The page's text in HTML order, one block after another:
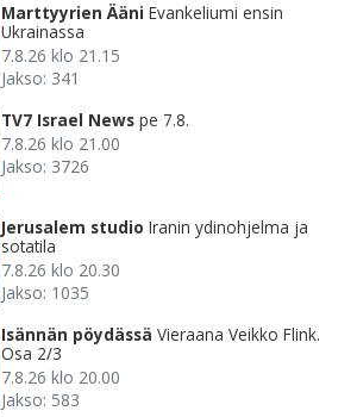
Marttyyrien Ääni Evankeliumi ensin
Ukrainassa
7.8.26 klo 21.15
Jakso: 341
TV7 Israel News pe 7.8.
7.8.26 klo 21.00
Jakso: 3726
Jerusalem studio Iranin ydinohjelma ja
sotatila
7.8.26 klo 20.30
Jakso: 1035
Isännän pöydässä Vieraana Veikko Flink.
Osa 2/3
7.8.26 klo 20.00
Jakso: 583